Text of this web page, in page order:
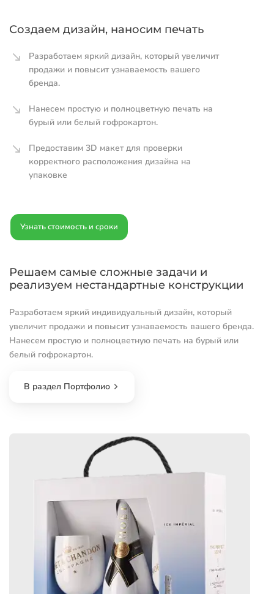
Создаем дизайн, наносим печать
Разработаем яркий дизайн, который увеличит
продажи и повысит узнаваемость вашего
бренда.
Нанесем простую и полноцветную печать на
бурый или белый гофрокартон.
Предоставим 3D макет для проверки
корректного расположения дизайна на
упаковке
Узнать стоимость и сроки
Решаем самые сложные задачи и
реализуем нестандартные конструкции
Разработаем яркий индивидуальный дизайн, который
увеличит продажи и повысит узнаваемость вашего бренда.
Нанесем простую и полноцветную печать на бурый или
белый гофрокартон.
В раздел Портфолио